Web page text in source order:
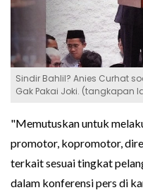
Sindir Bahlil? Anies Curhat
Gak Pakai Joki. (tangkapan
"Memutuskan untuk
promotor, kopromotor,
terkait sesuai tingkat
dalam konferensi pers di